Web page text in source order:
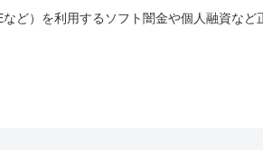
ど）を利用するソフト闇金や個人融資な